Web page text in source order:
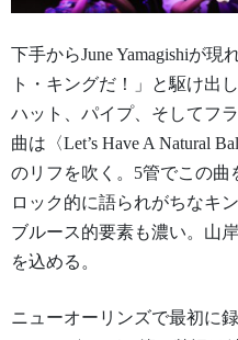
下手からJune Yamagishiが
ト・キングだ！」と駆け出
ハット、パイプ、そしてフラ
曲は〈Let’s Have A Natural
のリフを吹く。5管でこの
ロック的に語られがちなキ
ブルース的要素も濃い。山
を込める。
ニューオーリンズで最初に